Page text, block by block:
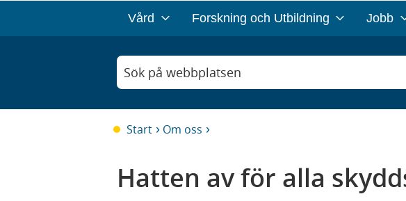
Vård Forskning och Utbildning Jobb
Sök på webbplatsen
Start Om oss
Hatten av för alla